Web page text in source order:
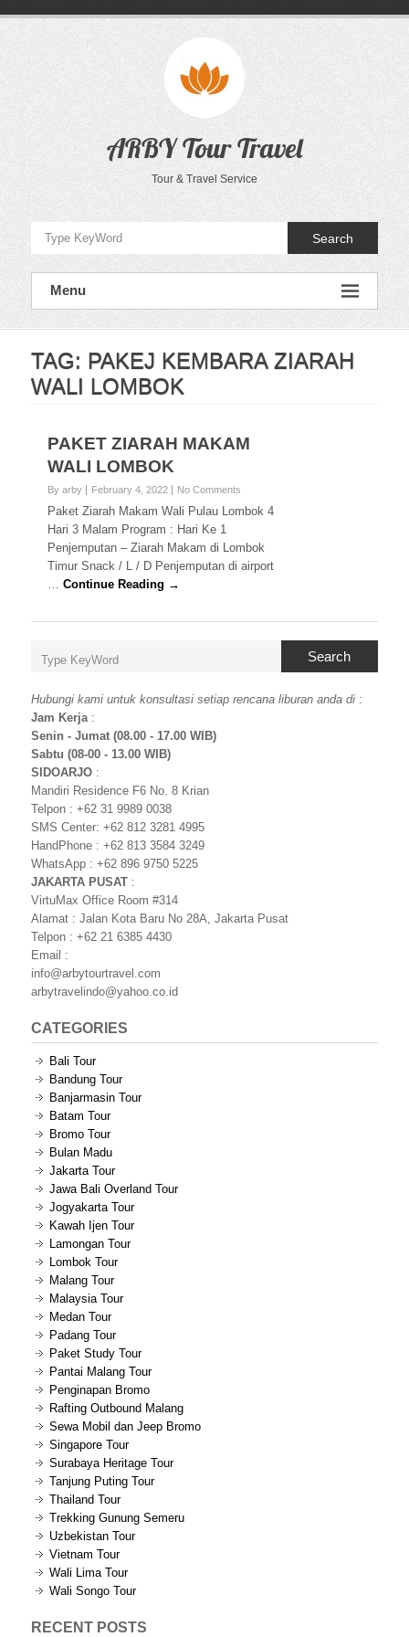
ARBY Tour Travel
Tour & Travel Service
Search
Menu
TAG: PAKEJ KEMBARA ZIARAH
WALI LOMBOK
PAKET ZIARAH MAKAM
WALI LOMBOK
By arby February 4, 2022 No Comments
Paket Ziarah Makam Wali Pulau Lombok 4
Hari 3 Malam Program : Hari Ke 1
Penjemputan – Ziarah Makam di Lombok
Timur Snack / L / D Penjemputan di airport
…Continue Reading →
Search
Hubungi kami untuk konsultasi setiap rencana liburan anda di :
Jam Kerja:
Senin - Jumat (08.00 - 17.00 WIB)
Sabtu (08-00 - 13.00 WIB)
SIDOARJO :
Mandiri Residence F6 No. 8 Krian
Telpon : +62 31 9989 0038
SMS Center: +62 812 3281 4995
HandPhone : +62 813 3584 3249
WhatsApp : +62 896 9750 5225
JAKARTA PUSAT :
VirtuMax Office Room #314
Alamat : Jalan Kota Baru No 28A, Jakarta Pusat
Telpon : +62 21 6385 4430
Email :
info@arbytourtravel.com
arbytravelindo@yahoo.co.id
CATEGORIES
Bali Tour
Bandung Tour
Banjarmasin Tour
Batam Tour
Bromo Tour
Bulan Madu
Jakarta Tour
Jawa Bali Overland Tour
Jogyakarta Tour
Kawah Ijen Tour
Lamongan Tour
Lombok Tour
Malang Tour
Malaysia Tour
Medan Tour
Padang Tour
Paket Study Tour
Pantai Malang Tour
Penginapan Bromo
Rafting Outbound Malang
Sewa Mobil dan Jeep Bromo
Singapore Tour
Surabaya Heritage Tour
Tanjung Puting Tour
Thailand Tour
Trekking Gunung Semeru
Uzbekistan Tour
Vietnam Tour
Wali Lima Tour
Wali Songo Tour
RECENT POSTS